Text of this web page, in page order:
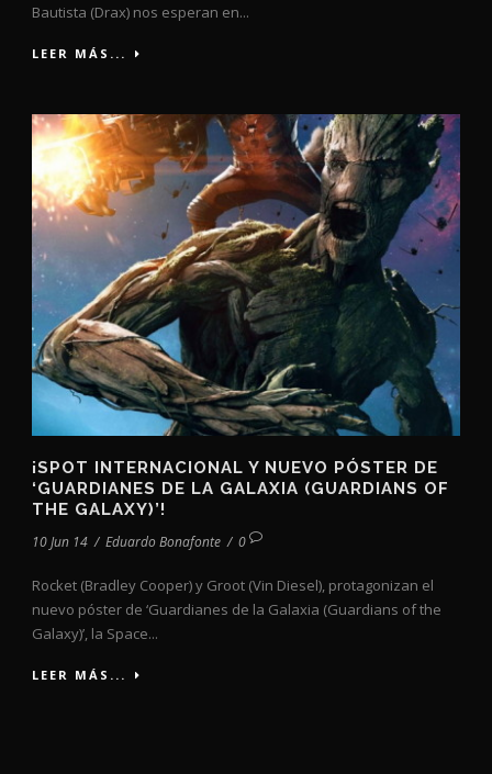
Bautista (Drax) nos esperan en...
LEER MÁS...
¡SPOT INTERNACIONAL Y NUEVO PÓSTER DE
‘GUARDIANES DE LA GALAXIA (GUARDIANS OF
THE GALAXY)’!
10 Jun 14 / Eduardo Bonafonte / 0
Rocket (Bradley Cooper) y Groot (Vin Diesel), protagonizan el
nuevo póster de ‘Guardianes de la Galaxia (Guardians of the
Galaxy)’, la Space...
LEER MÁS...